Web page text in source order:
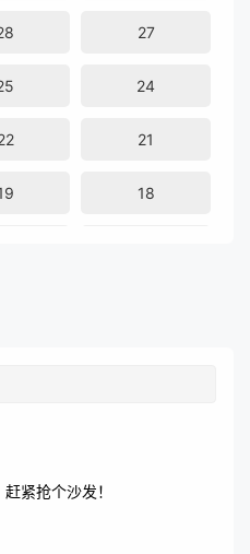
27
24
21
18
紧抢个沙发！